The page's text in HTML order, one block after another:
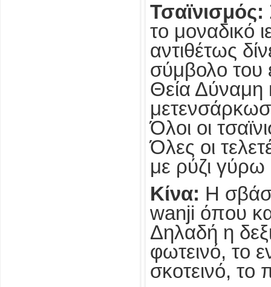
Τσαϊνισμός:
το μοναδικό
αντιθέτως
σύμβολο του
Θεία Δύναμη
Όλοι οι
Όλες οι
με ρύζι γύρω
Κίνα: Η
wanji όπου
Δηλαδή η
φωτεινό, το
σκοτεινό, το